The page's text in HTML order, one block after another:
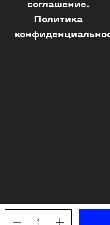
1
соглашение.
Политика